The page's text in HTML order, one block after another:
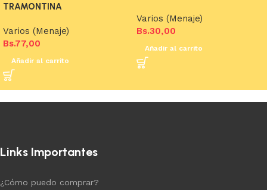
TRAMONTINA
Varios (Menaje)
Bs.77,00
Añadir al carrito
Varios (Menaje)
Bs.30,00
Añadir al carrito
Links Importantes
¿Cómo puedo comprar?